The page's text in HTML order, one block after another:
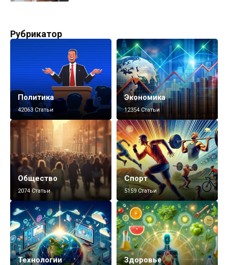
Рубрикатор
Политика
42063 Статьи
Экономика
12354 Статьи
Общество
2074 Статьи
Спорт
5159 Статьи
Технологии Здоровье